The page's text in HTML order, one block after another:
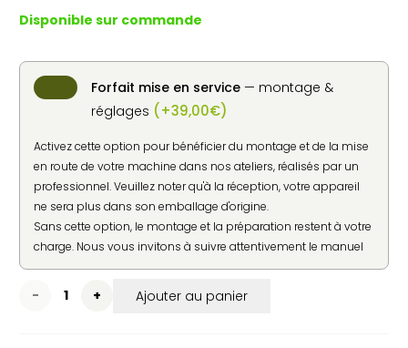
initial
649,00€.
actuel
556,90€.
Disponible sur commande
Forfait mise en service — montage &
réglages (+39,00€)
Activez cette option pour bénéficier du montage et de la mise
en route de votre machine dans nos ateliers, réalisés par un
professionnel. Veuillez noter qu'à la réception, votre appareil
ne sera plus dans son emballage d'origine.
Sans cette option, le montage et la préparation restent à votre
charge. Nous vous invitons à suivre attentivement le manuel
d'utilisation fourni par le constructeur pour une mise en
service en toute sécurité.
quantité
Ajouter au panier